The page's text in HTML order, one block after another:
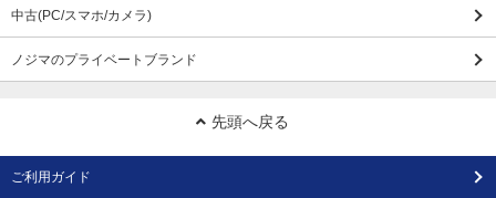
中古(PC/スマホ/カメラ)
ノジマのプライベートブランド
先頭へ戻る
ご利用ガイド